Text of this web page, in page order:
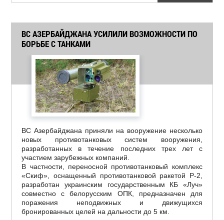
ВС АЗЕРБАЙДЖАНА УСИЛИЛИ ВОЗМОЖНОСТИ ПО
БОРЬБЕ С ТАНКАМИ
ВС Азербайджана приняли на вооружение несколько
новых противотанковых систем вооружения,
разработанных в течение последних трех лет с
участием зарубежных компаний.
В частности, переносной противотанковый комплекс
«Скиф», оснащенный противотанковой ракетой Р-2,
разработан украинским государственным КБ «Луч»
совместно с белорусским ОПК, предназначен для
поражения неподвижных и движущихся
бронированных целей на дальности до 5 км.